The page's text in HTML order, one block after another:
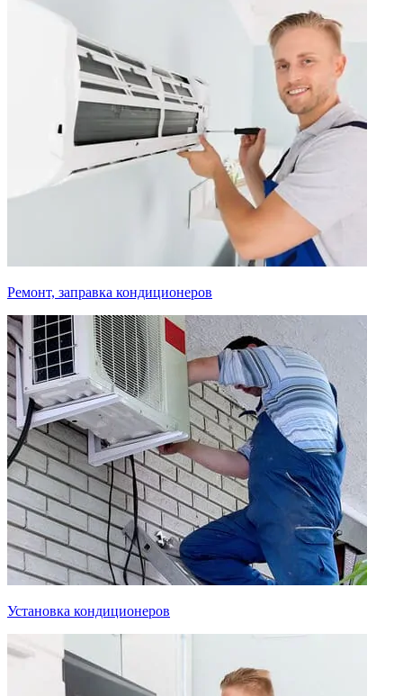
Ремонт, заправка кондиционеров
Установка кондиционеров